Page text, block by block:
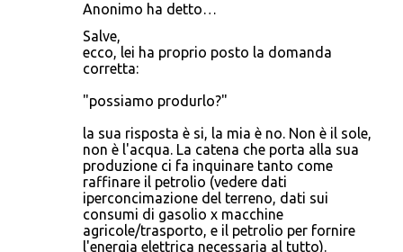
Anonimo ha detto…
Salve,
ecco, lei ha proprio posto la domanda
corretta:
"possiamo produrlo?"
la sua risposta è si, la mia è no. Non è il sole,
non è l'acqua. La catena che porta alla sua
produzione ci fa inquinare tanto come
raffinare il petrolio (vedere dati
iperconcimazione del terreno, dati sui
consumi di gasolio x macchine
agricole/trasporto, e il petrolio per fornire
l'energia elettrica necessaria al tutto).